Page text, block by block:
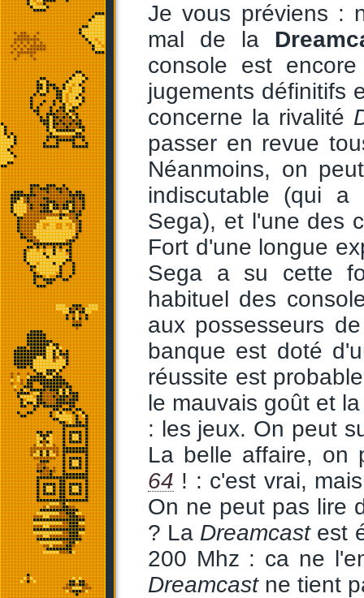
Je vous préviens :
mal de la
console est
jugements définitifs
concerne la rivalité
passer en revue
Néanmoins, on
indiscutable (qui
Sega), et l'une des
Fort d'une longue
Sega a su cette
habituel des
aux possesseurs
banque est doté
réussite est
le mauvais goût et
: les jeux. On peut
La belle affaire, on
64 ! : c'est vrai,
On ne peut pas lire
? La Dreamcastest
200 Mhz : ca ne
Dreamcastne tient